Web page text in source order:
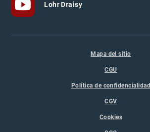
Lohr Draisy
Mapa del sitio
CGU
Política de confidencialidad
CGV
Cookies